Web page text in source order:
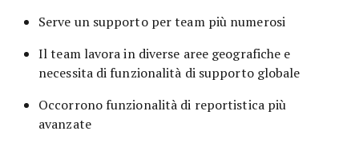
Serve un supporto per team più numerosi
Il team lavora in diverse aree geografiche e
necessita di funzionalità di supporto globale
Occorrono funzionalità di reportistica più
avanzate